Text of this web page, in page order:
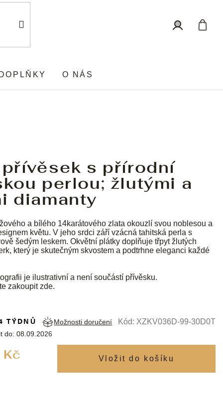
DOPLŇKY O NÁS
s přírodní
perlou; žlutými a
diamanty
a bílého 14karátového zlata okouzlí svou noblesou a
květu. V jeho srdci září vzácná tahitská perla s
šedým leskem. Okvětní plátky doplňuje třpyt žlutých
který je skutečným skvostem a podtrhne eleganci každé
je ilustrativní a není součástí přívěsku.
zakoupitzde.
TÝDNŮ
do: 08.09.2026
Možnosti doručení Kód: XZKV036D-99-30D0T